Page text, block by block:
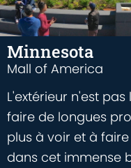
Minnesota
Mall of America
L'extérieur n'est
faire de longues
plus à voir et à
dans cet immense